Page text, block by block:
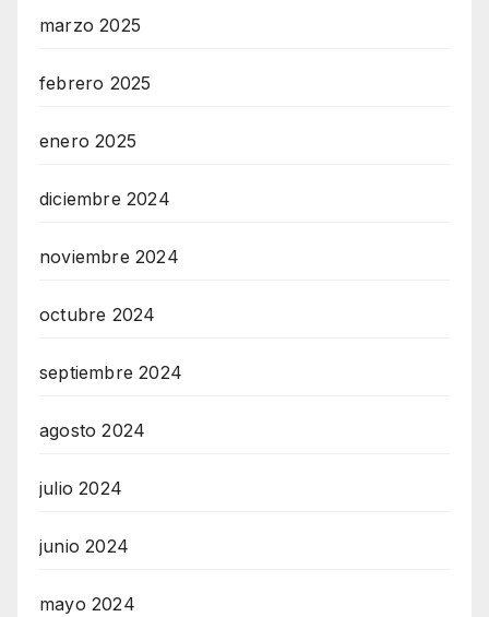
marzo 2025
febrero 2025
enero 2025
diciembre 2024
noviembre 2024
octubre 2024
septiembre 2024
agosto 2024
julio 2024
junio 2024
mayo 2024